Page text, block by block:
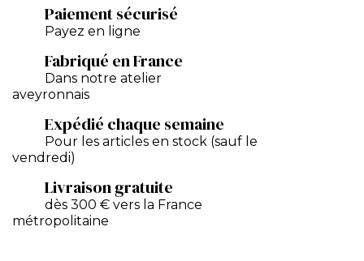
Paiement sécurisé
Payez en ligne
Fabriqué en France
Dans notre atelier
aveyronnais
Expédié chaque semaine
Pour les articles en stock (sauf le
vendredi)
Livraison gratuite
dès 300 € vers la France
métropolitaine